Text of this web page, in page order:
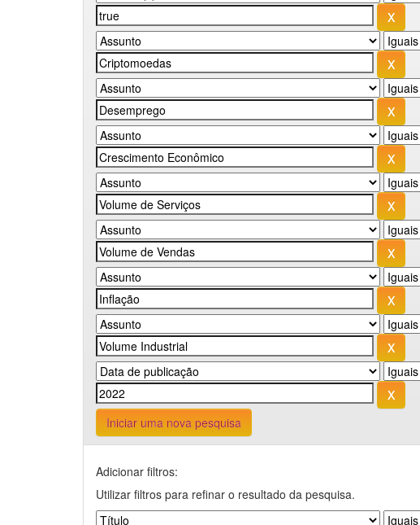
Iniciar uma nova pesquisa
Adicionar filtros:
Utilizar filtros para refinar o resultado da pesquisa.